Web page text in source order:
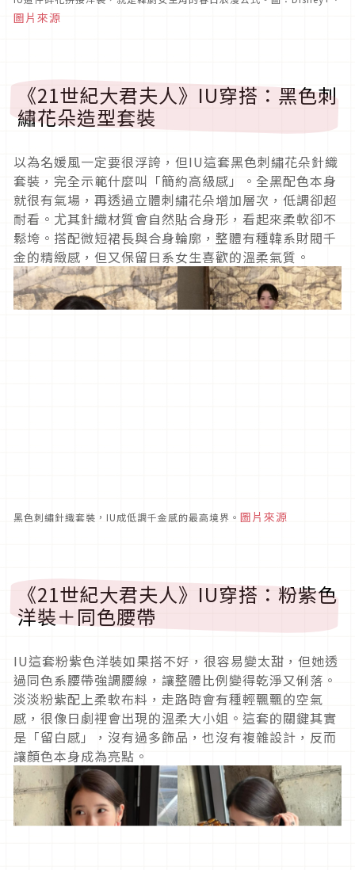
圖片來源
《21世紀大君夫人》IU穿搭：黑色刺
繡花朵造型套裝
以為名媛風一定要很浮誇，但IU這套黑色刺繡花朵針織
套裝，完全示範什麼叫「簡約高級感」。全黑配色本身
就很有氣場，再透過立體刺繡花朵增加層次，低調卻超
耐看。尤其針織材質會自然貼合身形，看起來柔軟卻不
鬆垮。搭配微短裙長與合身輪廓，整體有種韓系財閥千
金的精緻感，但又保留日系女生喜歡的溫柔氣質。
黑色刺繡針織套裝，IU成低調千金感的最高境界。 圖片來源
《21世紀大君夫人》IU穿搭：粉紫色
洋裝＋同色腰帶
IU這套粉紫色洋裝如果搭不好，很容易變太甜，但她透
過同色系腰帶強調腰線，讓整體比例變得乾淨又俐落。
淡淡粉紫配上柔軟布料，走路時會有種輕飄飄的空氣
感，很像日劇裡會出現的溫柔大小姐。這套的關鍵其實
是「留白感」，沒有過多飾品，也沒有複雜設計，反而
讓顏色本身成為亮點。